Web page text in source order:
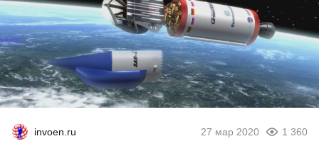
invoen.ru 27 мар 2020 1 360